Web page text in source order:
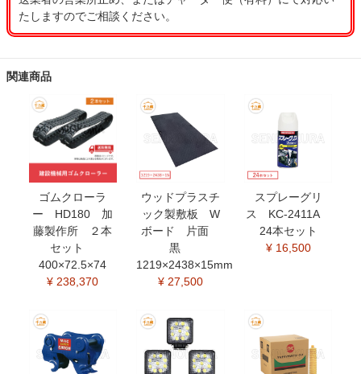
たしますのでご相談ください。
関連商品
ゴムクローラ
ー HD180 加
藤製作所 ２本
セット
400×72.5×74
¥ 238,370
ウッドプラスチ
ック製敷板 W
ボード 片面
黒
1219×2438×15mm
¥ 27,500
スプレーグリ
ス KC-2411A
24本セット
¥ 16,500